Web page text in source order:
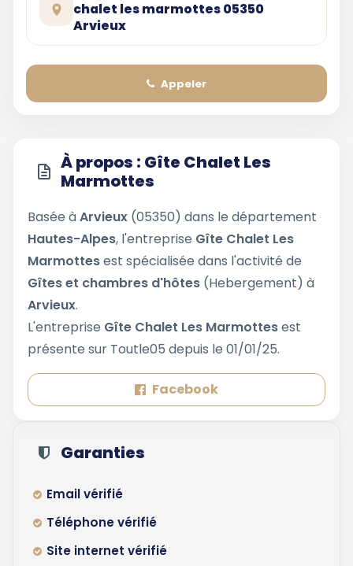
chalet les marmottes 05350
Arvieux
Appeler
À propos : Gîte Chalet Les
Marmottes
Basée àArvieux (05350) dans le département
Hautes-Alpes, l'entreprise Gîte Chalet Les
Marmottesest spécialisée dans l'activité de
Gîtes et chambres d'hôtes (Hebergement) à
Arvieux.
L'entreprise Gîte Chalet Les Marmottesest
présente sur Toutle05 depuis le 01/01/25.
Facebook
Garanties
Email vérifié
Téléphone vérifié
Site internet vérifié